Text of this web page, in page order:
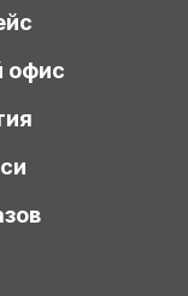
офис